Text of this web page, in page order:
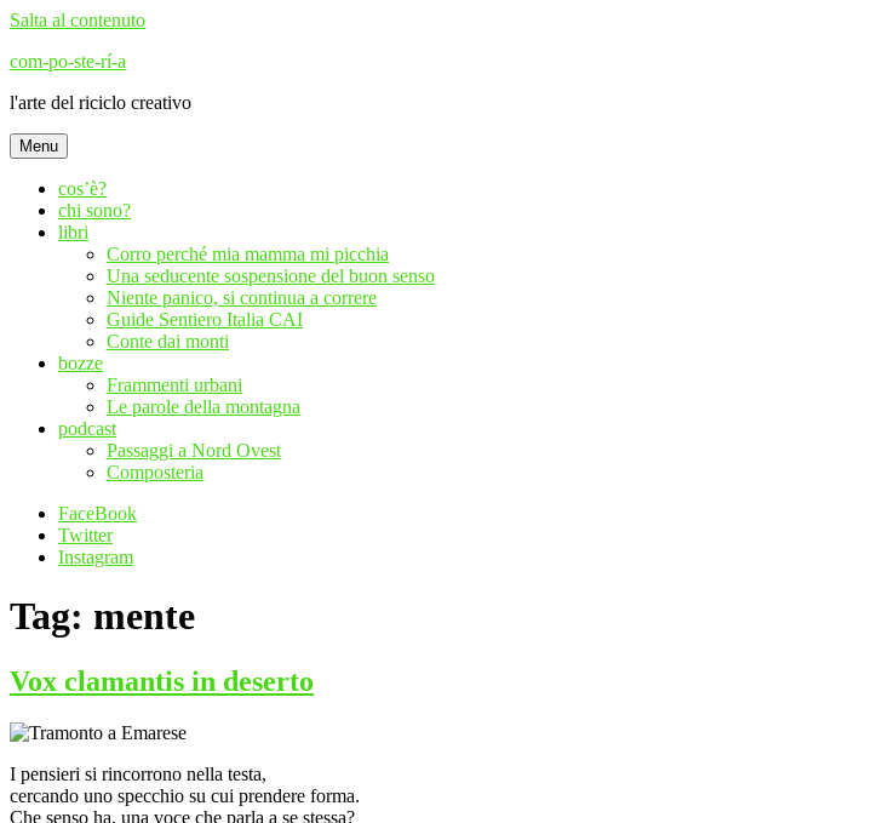
Salta al contenuto
com-po-ste-rí-a
l'arte del riciclo creativo
Menu
cos’è?
chi sono?
libri
Corro perché mia mamma mi picchia
Una seducente sospensione del buon senso
Niente panico, si continua a correre
Guide Sentiero Italia CAI
Conte dai monti
bozze
Frammenti urbani
Le parole della montagna
podcast
Passaggi a Nord Ovest
Composteria
FaceBook
Twitter
Instagram
Tag: mente
Vox clamantis in deserto
I pensieri si rincorrono nella testa,
cercando uno specchio su cui prendere forma.
Che senso ha, una voce che parla a se stessa?